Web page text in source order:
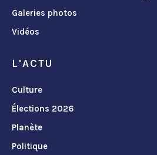
Galeries photos
Vidéos
L'ACTU
Culture
Élections 2026
Planète
Politique